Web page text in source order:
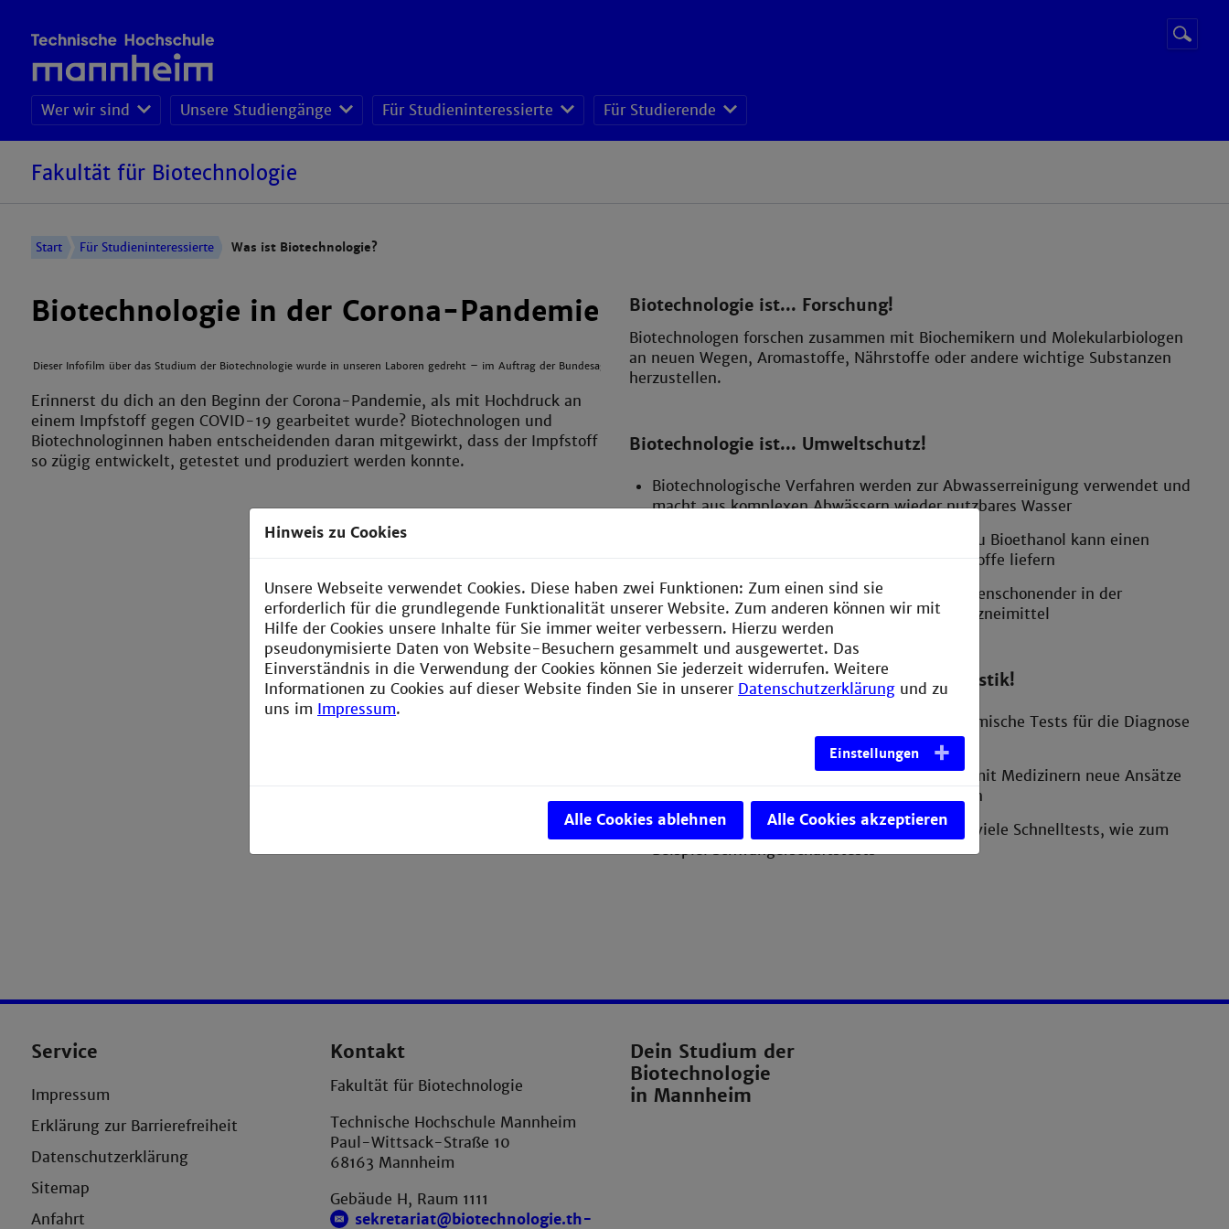
Suche
starten
Wer wir sind Unsere Studiengänge Für Studieninteressierte Für Studierende
Fakultät für Biotechnologie
Start Für Studieninteressierte Was ist Biotechnologie?
Biotechnologie in der Corona-Pandemie
Dieser Infofilm über das Studium der Biotechnologie wurde in unseren Laboren gedreht – im Auftrag der Bundesagentur für Arbeit.
Erinnerst du dich an den Beginn der Corona-Pandemie, als mit Hochdruck an
einem Impfstoff gegen COVID-19 gearbeitet wurde? Biotechnologen und
Biotechnologinnen haben entscheidenden daran mitgewirkt, dass der Impfstoff
so zügig entwickelt, getestet und produziert werden konnte.
Biotechnologie ist... Forschung!
Biotechnologen forschen zusammen mit Biochemikern und Molekularbiologen
an neuen Wegen, Aromastoffe, Nährstoffe oder andere wichtige Substanzen
herzustellen.
Biotechnologie ist... Umweltschutz!
Biotechnologische Verfahren werden zur Abwasserreinigung verwendet und
macht aus komplexen Abwässern wieder nutzbares Wasser
Die Fermentation von organischem Material zu Bioethanol kann einen
wichtigen Beitrag zum Ersatz fossiler Brennstoffe liefern
Biotechnologische Verfahren sind oft ressourcenschonender in der
Herstellung komplexer Wirkstoffe, wie z.B. Arzneimittel
Biologische Chemie ist... moderne Diagnostik!
Die moderne Medizin nutzt zahlreiche biochemische Tests für die Diagnose
komplexer Krankheitsbilder, z.B. Herzinfarkt
Biologische Chemiker entwickeln zusammen mit Medizinern neue Ansätze
für die Früherkennung von Krebserkrankungen
Immunologische Verfahren sind die Basis für viele Schnelltests, wie zum
Beispiel Schwangerschaftstests
Service
Impressum
Erklärung zur Barrierefreiheit
Datenschutzerklärung
Sitemap
Anfahrt
Kontakt
Fakultät für Biotechnologie
Technische Hochschule Mannheim
Paul-Wittsack-Straße 10
68163 Mannheim
Gebäude H, Raum 1111
sekretariat@biotechnologie.th-
Dein Studium der
Biotechnologie
in Mannheim
Hinweis zu Cookies
Unsere Webseite verwendet Cookies. Diese haben zwei Funktionen: Zum einen sind sie
erforderlich für die grundlegende Funktionalität unserer Website. Zum anderen können wir mit
Hilfe der Cookies unsere Inhalte für Sie immer weiter verbessern. Hierzu werden
pseudonymisierte Daten von Website-Besuchern gesammelt und ausgewertet. Das
Einverständnis in die Verwendung der Cookies können Sie jederzeit widerrufen. Weitere
Informationen zu Cookies auf dieser Website finden Sie in unserer Datenschutzerklärung und zu
uns im Impressum.
Einstellungen
Alle Cookies ablehnen Alle Cookies akzeptieren